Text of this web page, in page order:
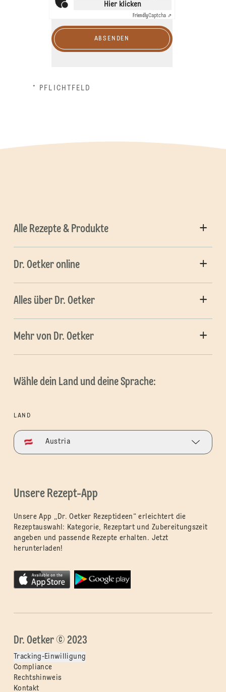
Hier klicken
FriendlyCaptcha ⇗
ABSENDEN
* PFLICHTFELD
Alle Rezepte & Produkte
Dr. Oetker online
Alles über Dr. Oetker
Mehr von Dr. Oetker
Wähle dein Land und deine Sprache:
LAND
Austria
Unsere Rezept-App
Unsere App „Dr. Oetker Rezeptideen“ erleichtert die
Rezeptauswahl: Kategorie, Rezeptart und Zubereitungszeit
angeben und passende Rezepte erhalten. Jetzt
herunterladen!
Dr. Oetker © 2023
Tracking-Einwilligung
Compliance
Rechtshinweis
Kontakt